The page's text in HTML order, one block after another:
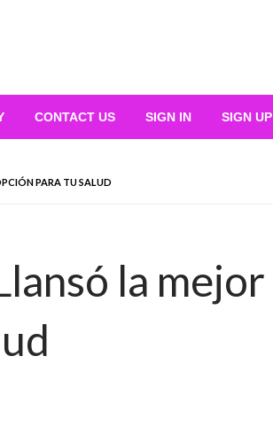
CONTACT US SIGN IN SIGN UP
PARA TU SALUD
la mejor